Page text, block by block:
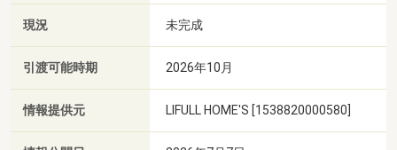
現況 未完成
引渡可能時期 2026年10月
情報提供元 LIFULL HOME'S [1538820000580]